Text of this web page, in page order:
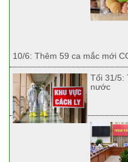
10/6: Thêm 59 ca mắc mới
Tối 31/5:
nước